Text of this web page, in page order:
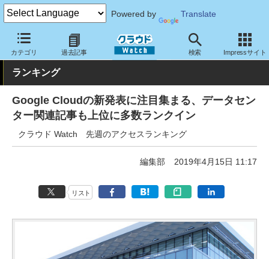
Powered by Translate
カテゴリ 過去記事 検索 Impressサイト
クラウド Watch トピック ランキング
ランキング
Google Cloudの新発表に注目集まる、データセン
ター関連記事も上位に多数ランクイン
クラウド Watch 先週のアクセスランキング
編集部 2019年4月15日 11:17
リスト